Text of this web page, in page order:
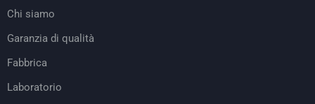
Chi siamo
Garanzia di qualità
Fabbrica
Laboratorio